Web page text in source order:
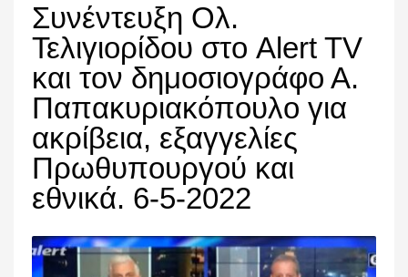
Συνέντευξη Ολ.
Τελιγιορίδου στο Alert TV
και τον δημοσιογράφο Α.
Παπακυριακόπουλο για
ακρίβεια, εξαγγελίες
Πρωθυπουργού και
εθνικά. 6-5-2022